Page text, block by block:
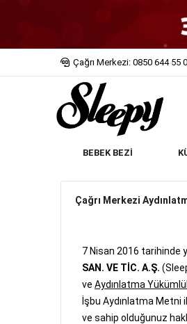
Çağrı Merkezi: 0850 644 55
BEBEK BEZİ
Çağrı Merkezi
7 Nisan 2016 tarihinde
SAN. VE TİC. A.Ş.
ve Aydınlatma
İşbu Aydınlatma
ve sahip olduğunuz